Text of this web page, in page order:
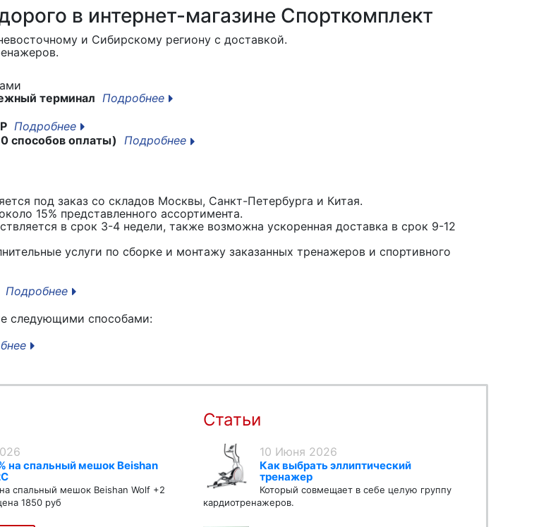
в интернет-магазине Спорткомплект
и Сибирскому региону с доставкой.
терминал Подробнее
Подробнее
способов оплаты)
Подробнее
под заказ со складов Москвы, Санкт-Петербурга и Китая.
15% представленного ассортимента.
в срок 3-4 недели, также возможна ускоренная доставка в срок 9-12
услуги по сборке и монтажу заказанных тренажеров и спортивного
Подробнее
следующими способами:
на спальный мешок Beishan
спальный мешок Beishan Wolf +2
1850 руб
Статьи
10 Июня 2026
Как выбрать эллиптический
тренажер
Который совмещает в себе целую группу
кардиотренажеров.